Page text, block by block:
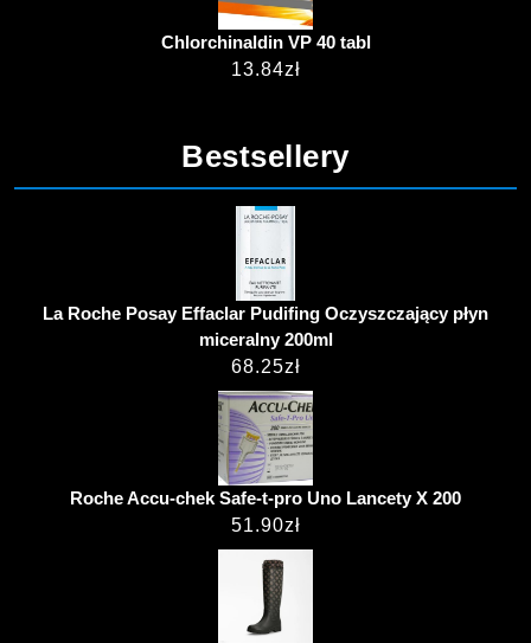
Chlorchinaldin VP 40 tabl
13.84zł
Bestsellery
La Roche Posay Effaclar Pudifing Oczyszczający płyn
miceralny 200ml
68.25zł
Roche Accu-chek Safe-t-pro Uno Lancety X 200
51.90zł